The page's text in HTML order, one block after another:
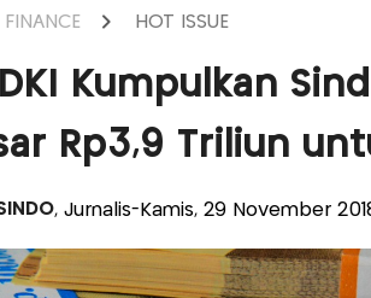
FINANCE HOT ISSUE
Kumpulkan
Rp3,9 Triliun
, Jurnalis-Kamis, 29 November